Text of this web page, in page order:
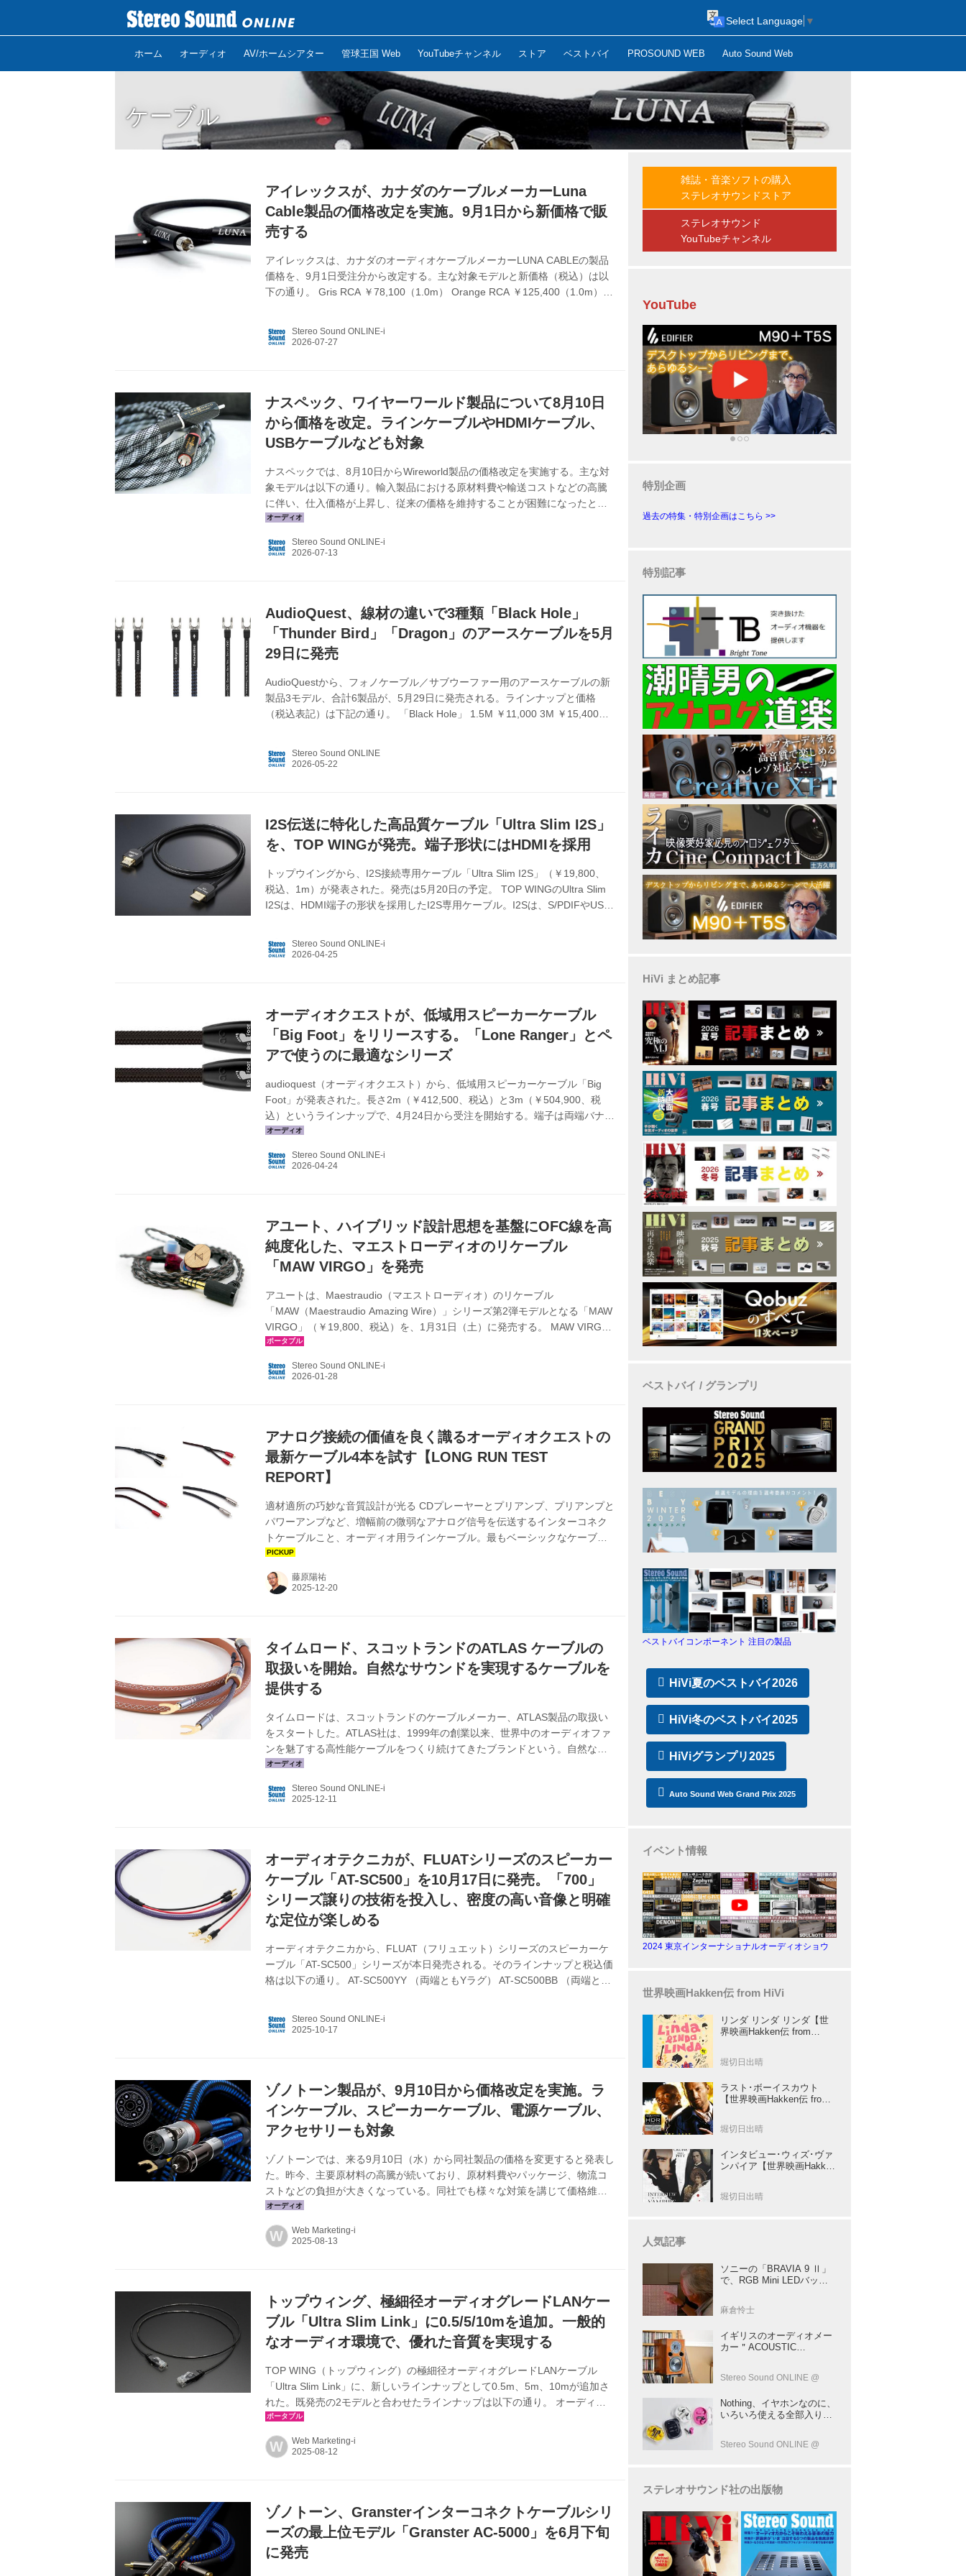
ホーム オーディオ AV/ホームシアター 管球王国 Web YouTubeチャンネル ストア ベストバイ PROSOUND WEB Auto Sound Web
Select Language ▼
ケーブル
アイレックスが、カナダのケーブルメーカーLuna
Cable製品の価格改定を実施。9月1日から新価格で販
売する
アイレックスは、カナダのオーディオケーブルメーカーLUNA CABLEの製品
価格を、9月1日受注分から改定する。主な対象モデルと新価格（税込）は以
下の通り。 Gris RCA ￥78,100（1.0m） Orange RCA ￥125,400（1.0m）
価格を維持していたが、これ以上企業努力では吸収できない状況まで高騰し
Stereo Sound ONLINE-i
ナスペック、ワイヤーワールド製品について8月10日
から価格を改定。ラインケーブルやHDMIケーブル、
USBケーブルなども対象
ナスペックでは、8月10日からWireworld製品の価格改定を実施する。主な対
象モデルは以下の通り。輸入製品における原材料費や輸送コストなどの高騰
に伴い、仕入価格が上昇し、従来の価格を維持することが困難になったとい
う。なお8月9日(日)までの成約分は、旧価格が適用される。 ●ラインケーブ
Oasis、Solstice ●スピーカーケーブル：Platinum、Silver、Eclipse、
Stereo Sound ONLINE-i
AudioQuest、線材の違いで3種類「Black Hole」
「Thunder Bird」「Dragon」のアースケーブルを5月
29日に発売
AudioQuestから、フォノケーブル／サブウーファー用のアースケーブルの新
製品3モデル、合計6製品が、5月29日に発売される。ラインナップと価格
（税込表記）は下記の通り。 「Black Hole」 1.5M ￥11,000 3M ￥15,400
性制御・ノイズ消散システム――を製品開発ポリシーとして盛り込み、誘発
Stereo Sound ONLINE
I2S伝送に特化した高品質ケーブル「Ultra Slim I2S」
を、TOP WINGが発売。端子形状にはHDMIを採用
トップウイングから、I2S接続専用ケーブル「Ultra Slim I2S」（￥19,800、
税込、1m）が発表された。発売は5月20日の予定。 TOP WINGのUltra Slim
I2Sは、HDMI端子の形状を採用したI2S専用ケーブル。I2Sは、S/PDIFやUSB
る。そのため、高音質伝送を目的としたデジタルオーディオ機器でも広く採
Stereo Sound ONLINE-i
オーディオクエストが、低域用スピーカーケーブル
「Big Foot」をリリースする。「Lone Ranger」とペ
アで使うのに最適なシリーズ
audioquest（オーディオクエスト）から、低域用スピーカーケーブル「Big
Foot」が発表された。長さ2m（￥412,500、税込）と3m（￥504,900、税
込）というラインナップで、4月24日から受注を開始する。端子は両端バナナ
もしくはスペードから選択可能。 昨年登場した、Zero-Tech技術を搭載した
の間でも高い性価を集めた。新製品のBig FootはLone Rangerとペアで、低域
Stereo Sound ONLINE-i
アユート、ハイブリッド設計思想を基盤にOFC線を高
純度化した、マエストローディオのリケーブル
「MAW VIRGO」を発売
アユートは、Maestraudio（マエストローディオ）のリケーブル
「MAW（Maestraudio Amazing Wire）」シリーズ第2弾モデルとなる「MAW
VIRGO」（￥19,800、税込）を、1月31日（土）に発売する。 MAW VIRGO
は、兄弟モデルの「MAW BOOTES」と同じハイブリッド設計思想を踏襲
出すことを目的とした4.4mmバランス接続対応リケーブルだ。主に同ブラン
Stereo Sound ONLINE-i
アナログ接続の価値を良く識るオーディオクエストの
最新ケーブル4本を試す【LONG RUN TEST
REPORT】
適材適所の巧妙な音質設計が光る CDプレーヤーとプリアンプ、プリアンプと
パワーアンプなど、増幅前の微弱なアナログ信号を伝送するインターコネク
トケーブルこと、オーディオ用ラインケーブル。最もベーシックなケーブル
とあって、オーディオクエストのラインナップも豊富だ。 今回は最も注目度
の高いRCA端子を備えたアンバランスケーブルにスポットをあて、売れ筋モ
デルを中心に紹介していくことにしよう。試聴はQobuzから宇多田ヒカル、
藤原陽祐
タイムロード、スコットランドのATLAS ケーブルの
取扱いを開始。自然なサウンドを実現するケーブルを
提供する
タイムロードは、スコットランドのケーブルメーカー、ATLAS製品の取扱い
をスタートした。ATLAS社は、1999年の創業以来、世界中のオーディオファ
ンを魅了する高性能ケーブルをつくり続けてきたブランドという。自然なサ
ウンドを実現するケーブルを提供し、あらゆるオーディオシステムの音質を
「導体」「誘電体」「コネクター」「絶縁とアース」「製造工程」の5つに定
Stereo Sound ONLINE-i
オーディオテクニカが、FLUATシリーズのスピーカー
ケーブル「AT-SC500」を10月17日に発売。「700」
シリーズ譲りの技術を投入し、密度の高い音像と明確
な定位が楽しめる
オーディオテクニカから、FLUAT（フリュエット）シリーズのスピーカーケ
ーブル「AT-SC500」シリーズが本日発売される。そのラインナップと税込価
格は以下の通り。 AT-SC500YY （両端ともYラグ） AT-SC500BB （両端とも
￥60,500（2.5m）、￥66,000（3.0m）、￥77,000（4.0m）、
Stereo Sound ONLINE-i
ゾノトーン製品が、9月10日から価格改定を実施。ラ
インケーブル、スピーカーケーブル、電源ケーブル、
アクセサリーも対象
ゾノトーンでは、来る9月10日（水）から同社製品の価格を変更すると発表し
た。昨今、主要原材料の高騰が続いており、原材料費やパッケージ、物流コ
ストなどの負担が大きくなっている。同社でも様々な対策を講じて価格維持
に努めてきたが、現行の価格体系を維持することが困難な状況になってしま
ったという。 今回の主な対象モデルと新価格（税込）は以下の通り。 ●ライ
ンケーブル 7NAC-ShupremeX ￥253,000（RCA、1m）、
W Web Marketing-i
トップウィング、極細径オーディオグレードLANケー
ブル「Ultra Slim Link」に0.5/5/10mを追加。一般的
なオーディオ環境で、優れた音質を実現する
TOP WING（トップウィング）の極細径オーディオグレードLANケーブル
「Ultra Slim Link」に、新しいラインナップとして0.5m、5m、10mが追加さ
れた。既発売の2モデルと合わせたラインナップは以下の通り。 オーディオ
グレードLANケーブル：Ultra Slim Link ￥8,800（0.5m）、￥8,800（1m）、
￥9,900（2m）、￥14,300（5m）、￥19,800（10m） ※価格はすべて税込
Ultra Slim Linkは、極細銀メッキ銅単線構造を採用したオーディオグレードの
W Web Marketing-i
ゾノトーン、Gransterインターコネクトケーブルシリ
ーズの最上位モデル「Granster AC-5000」を6月下旬
に発売
雑誌・音楽ソフトの購入
ステレオサウンドストア
ステレオサウンド
YouTubeチャンネル
YouTube
特別企画
過去の特集・特別企画はこちら >>
特別記事
HiVi まとめ記事
ベストバイ / グランプリ
ベストバイコンポーネント 注目の製品
HiVi夏のベストバイ2026
HiVi冬のベストバイ2025
HiViグランプリ2025
Auto Sound Web Grand Prix 2025
イベント情報
2024 東京インターナショナルオーディオショウ
世界映画Hakken伝 from HiVi
リンダ リンダ リンダ【世
界映画Hakken伝 from
傑作青春学園ストーリー！
堀切日出晴
ラスト･ボーイスカウト
【世界映画Hakken伝 from
が放つ負け犬アクションの
堀切日出晴
インタビュー･ウィズ･ヴァ
ンパイア【世界映画Hakken
督吸血鬼ホラー
堀切日出晴
人気記事
ソニーの「BRAVIA 9 Ⅱ」
で、RGB Mini LEDバック
リー” だ（後）：麻倉怜士
137
麻倉怜士
イギリスのオーディオメー
カー＂ACOUSTIC
「AE1」の40周年記念モデ
Stereo Sound ONLINE @
Nothing、イヤホンなのに、
いろいろ使える全部入りモ
会話も録音できる
Stereo Sound ONLINE @
ステレオサウンド社の出版物